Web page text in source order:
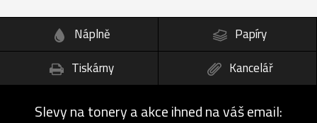
Náplně
Papíry
Tiskárny
Kancelář
Slevy na tonery a akce ihned na váš email: